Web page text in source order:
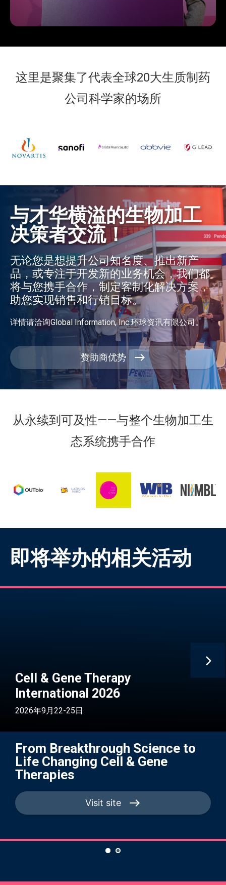
这里是聚集了代表全球20大生质制药
公司科学家的场所
与才华横溢的生物加工
决策者交流！
无论您是想提升公司知名度、推出新产
品，或专注于开发新的业务机会，我们都
将与您携手合作，制定客制化解决方案，
助您实现销售和行销目标。
详情请洽询Global Information, Inc.环球资讯有限公司。
赞助商优势
从永续到可及性——与整个生物加工生
态系统携手合作
即将举办的相关活动
Cell & Gene Therapy
International 2026
2026年9月22-25日
From Breakthrough Science to
Life Changing Cell & Gene
Therapies
Visit site